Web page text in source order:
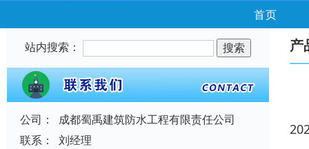
首页
站内搜索：
公司：
成都蜀禹建筑防水工程有限责任公司
联系：
刘经理
产